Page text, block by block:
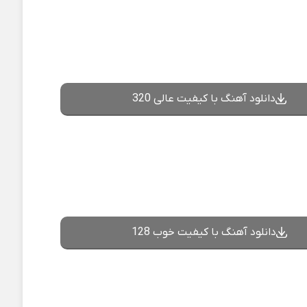
دانلود آهنگ با کیفیت عالی 320
دانلود آهنگ با کیفیت خوب 128